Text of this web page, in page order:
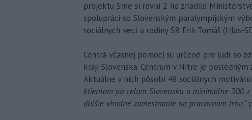
projektu Sme si rovní 2 ho zriadilo
spolupráci so Slovenským paralympijským
sociálnych vecí a rodiny SR Erik Tomáš
Centrá včasnej pomoci sú určené pre ľudí so
kraji Slovenska. Centrum v Nitre je
Aktuálne v nich pôsobí 48 sociálnych
klientom po celom Slovensku a minimálne 300
ďalšie vhodné zamestnanie na pracovnom trhu,"